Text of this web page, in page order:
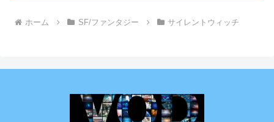
ホーム SF/ファンタジー サイレントウィッチ